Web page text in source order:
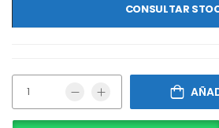
CONSULTAR